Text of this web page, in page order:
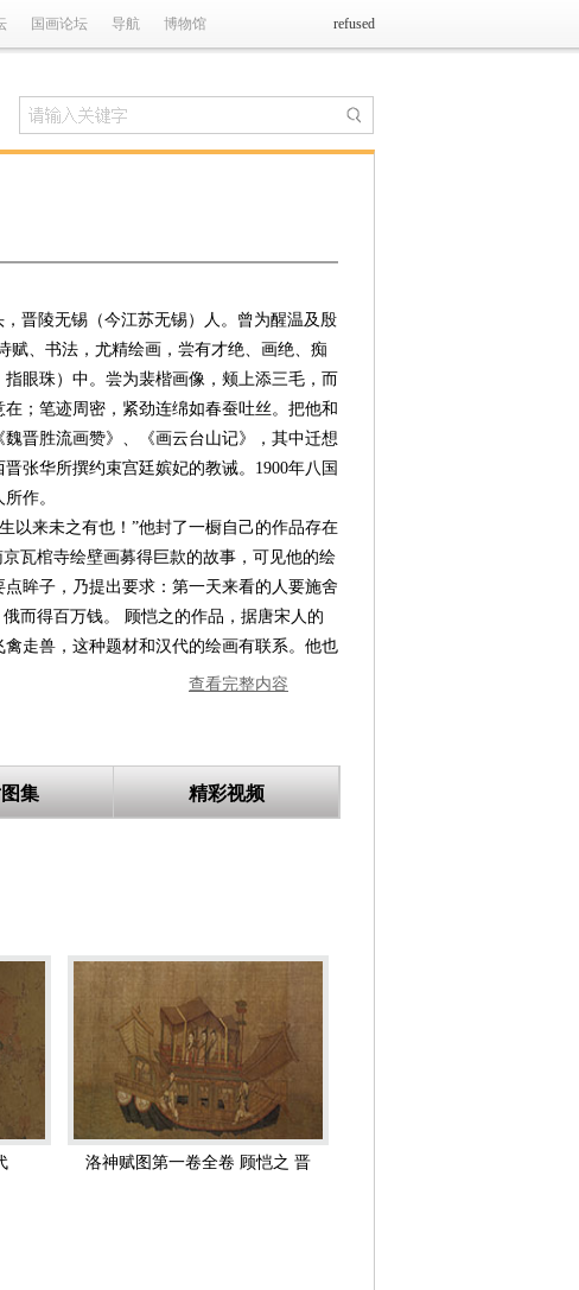
国画论坛 导航 博物馆 refused
，晋陵无锡（今江苏无锡）人。曾为醒温及殷
赋、书法，尤精绘画，尝有才绝、画绝、痴
眼珠）中。尝为裴楷画像，颊上添三毛，而
；笔迹周密，紧劲连绵如春蚕吐丝。把他和
晋胜流画赞》、《画云台山记》，其中迁想
张华所撰约束宫廷嫔妃的教诫。1900年八国
作。
以来未之有也！”他封了一橱自己的作品存在
瓦棺寺绘壁画募得巨款的故事，可见他的绘
眸子，乃提出要求：第一天来看的人要施舍
而得百万钱。 顾恺之的作品，据唐宋人的
走兽，这种题材和汉代的绘画有联系。他也
汉代以宣扬礼教为主的风气，而反映了观察
、历史人物、道释、禽兽、山水等题材。
裴楷像，颊上添三毫，顿觉神采焕发。善于
描，线条紧劲连绵，如春蚕吐丝，春云浮
图》等均为唐宋摹本。顾恺之在绘画理论上
迁想妙得等观点，主张绘画要表现人物的
形似的基础上进而表现人物的情态神思，即
，另有文集20卷，均已佚。但仍有一些诗
诗情画意。
。其中谈到前人所画的：小列女、周本
游池、竹林七贤、嵇轻车诗、陈太丘二方、
人最难，次山水，次狗马，台榭一定器耳，
查看完整内容
集 精彩视频
洛神赋图第一卷全卷 顾恺之 晋